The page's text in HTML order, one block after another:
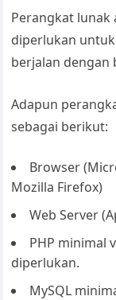
Perangkat lunak
diperlukan
berjalan dengan
Adapun
sebagai berikut:
Browser
Mozilla Firefox)
Web Server
PHP minimal
diperlukan.
MySQL